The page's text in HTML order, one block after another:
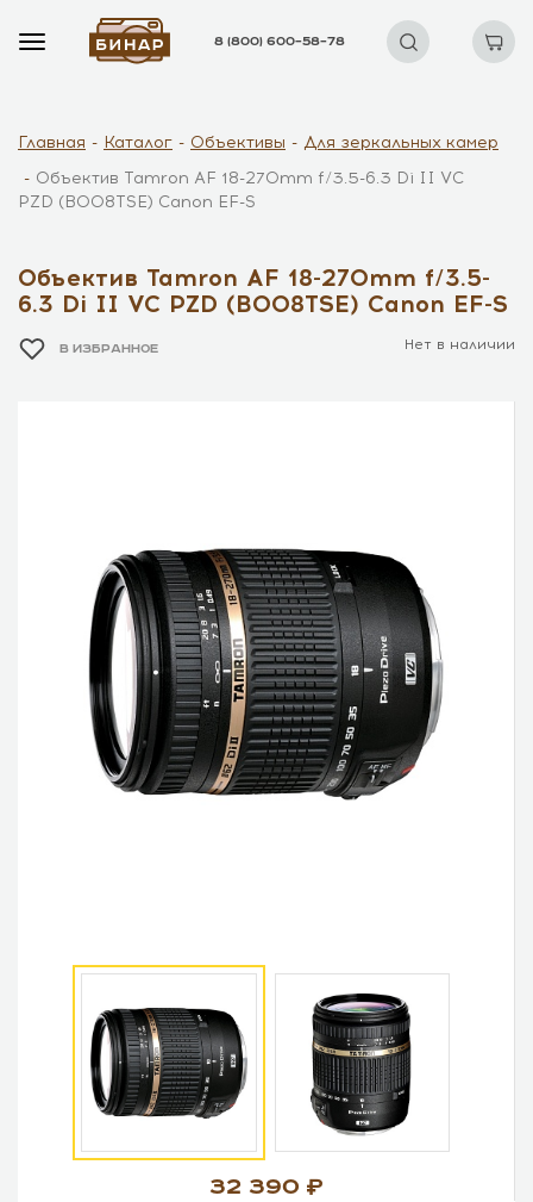
8 (800) 600–58–78
Главная Каталог Объективы
Для зеркальных камер
Объектив Tamron AF 18-270mm f/3.5-6.3 Di II VC
PZD (B008TSE) Canon EF-S
Объектив Tamron AF 18-270mm f/3.5-
6.3 Di II VC PZD (B008TSE) Canon EF-S
В ИЗБРАННОЕ Нет в наличии
32 390